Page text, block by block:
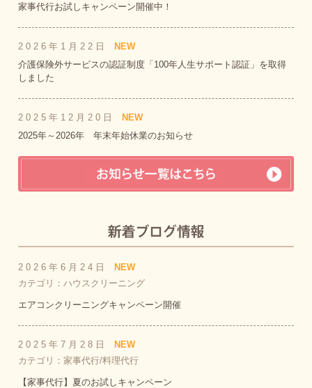
家事代行お試しキャンペーン開催中！
2026年1月22日
NEW
介護保険外サービスの認証制度「100年人生サポート認証」を取得
しました
2025年12月20日
NEW
2025年～2026年 年末年始休業のお知らせ
2026年6月24日
NEW
カテゴリ：ハウスクリーニング
エアコンクリーニングキャンペーン開催
2025年7月28日
NEW
カテゴリ：家事代行/料理代行
【家事代行】夏のお試しキャンペーン